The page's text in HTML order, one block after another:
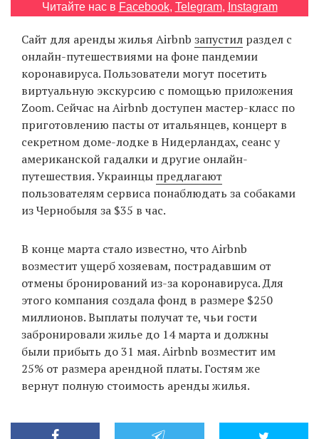
Читайте нас в Facebook, Telegram, Instagram
Сайт для аренды жилья Airbnb запустил раздел с
онлайн-путешествиями на фоне пандемии
коронавируса. Пользователи могут посетить
виртуальную экскурсию с помощью приложения
Zoom. Сейчас на Airbnb доступен мастер-класс по
приготовлению пасты от итальянцев, концерт в
секретном доме-лодке в Нидерландах, сеанс у
американской гадалки и другие онлайн-
путешествия. Украинцы предлагают
пользователям сервиса понаблюдать за собаками
из Чернобыля за $35 в час.
В конце марта стало известно, что Airbnb
возместит ущерб хозяевам, пострадавшим от
отмены бронирований из-за коронавируса. Для
этого компания создала фонд в размере $250
миллионов. Выплаты получат те, чьи гости
забронировали жилье до 14 марта и должны
были прибыть до 31 мая. Airbnb возместит им
25% от размера арендной платы. Гостям же
вернут полную стоимость аренды жилья.